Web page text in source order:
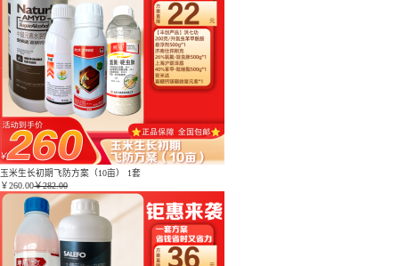
玉米生长初期飞防方案（10亩） 1套
￥260.00￥282.00